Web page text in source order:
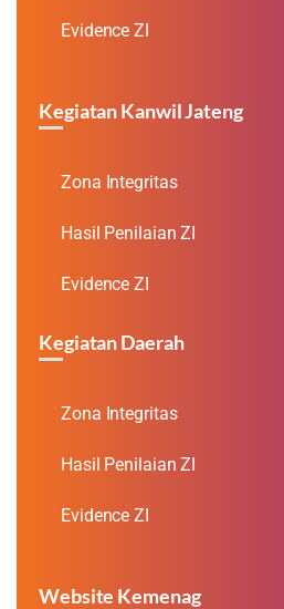
Evidence ZI
Kegiatan Kanwil Jateng
Zona Integritas
Hasil Penilaian ZI
Evidence ZI
Kegiatan Daerah
Zona Integritas
Hasil Penilaian ZI
Evidence ZI
Website Kemenag